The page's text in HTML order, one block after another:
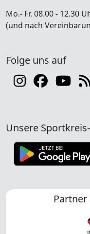
Mo.- Fr. 08.00 - 12.30
(und nach
Folge uns auf
Unsere